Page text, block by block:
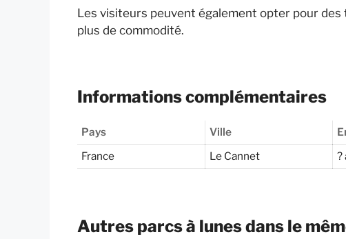
Les visiteurs peuvent également opter pour
plus de commodité.
Informations complémentaires
Pays Ville
France
Le Cannet ?
Autres parcs à lunes dans le